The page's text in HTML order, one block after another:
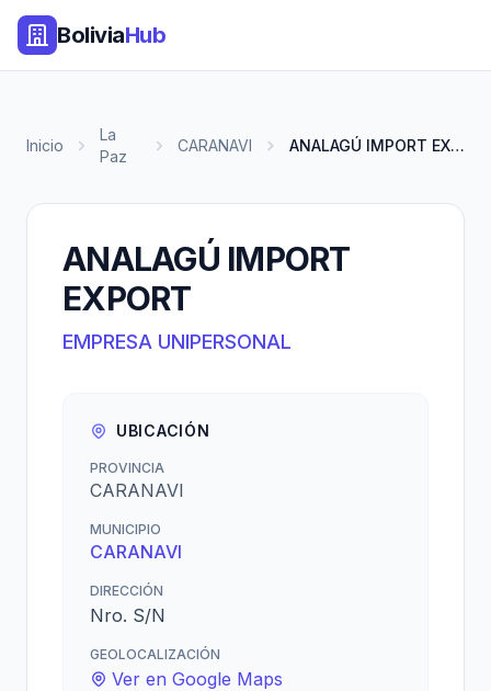
BoliviaHub
Inicio
La
Paz
CARANAVI ANALAGÚ IMPORT EXPORT
ANALAGÚ IMPORT
EXPORT
EMPRESA UNIPERSONAL
UBICACIÓN
PROVINCIA
CARANAVI
MUNICIPIO
CARANAVI
DIRECCIÓN
Nro. S/N
GEOLOCALIZACIÓN
Ver en Google Maps